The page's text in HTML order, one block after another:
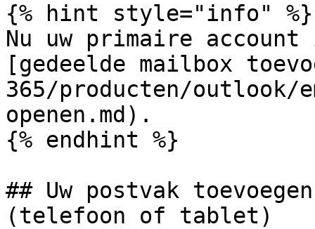
{% hint style="info" %}
Nu uw primaire
[gedeelde mailbox
365/producten/outlook/
openen.md).
{% endhint %}
## Uw postvak
(telefoon of tablet)